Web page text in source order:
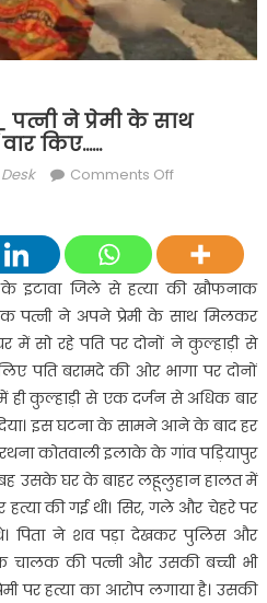
ने प्रेमी के साथ
किए……
Comments Offon
पति
मारा
गया_
पत्नी
ने
प्रेमी
के
साथ
मिलकर
कुल्हाड़ी
से
कई
वार
किए……
इटावा जिले से हत्या की खौफनाक
पत्नी ने अपने प्रेमी के साथ मिलकर
में सो रहे पति पर दोनों ने कुल्हाड़ी से
पति बरामदे की ओर भागा पर दोनों
ही कुल्हाड़ी से एक दर्जन से अधिक बार
इस घटना के सामने आने के बाद हर
कोतवाली इलाके के गांव पड़ियापुर
उसके घर के बाहर लहूलुहान हालत में
की गई थी। सिर, गले और चेहरे पर
पिता ने शव पड़ा देखकर पुलिस और
चालक की पत्नी और उसकी बच्ची भी
पर हत्या का आरोप लगाया है। उसकी